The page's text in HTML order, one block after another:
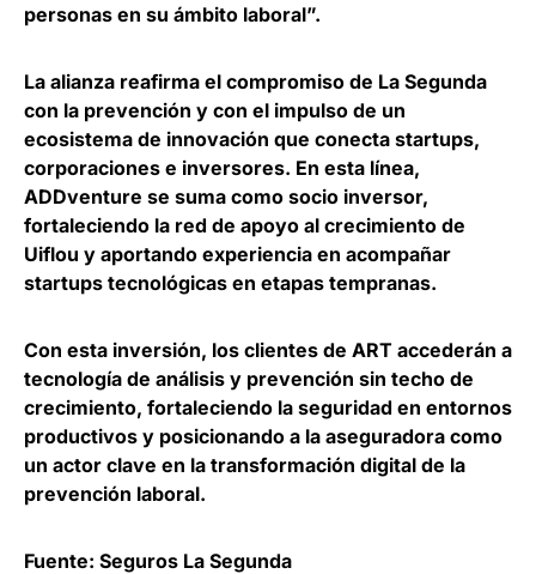
personas en su ámbito laboral”.
La alianza reafirma el compromiso de La Segunda
con la prevención y con el impulso de un
ecosistema de innovación que conecta startups,
corporaciones e inversores. En esta línea,
ADDventure se suma como socio inversor,
fortaleciendo la red de apoyo al crecimiento de
Uiflou y aportando experiencia en acompañar
startups tecnológicas en etapas tempranas.
Con esta inversión, los clientes de ART accederán a
tecnología de análisis y prevención sin techo de
crecimiento, fortaleciendo la seguridad en entornos
productivos y posicionando a la aseguradora como
un actor clave en la transformación digital de la
prevención laboral.
Fuente: Seguros La Segunda